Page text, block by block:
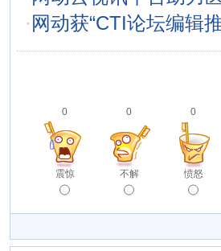
· 网动获“CTI论坛编辑
0
震惊
0
不解
0
愤怒